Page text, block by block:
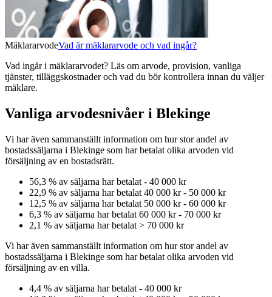
MäklararvodeVad är mäklararvode och vad ingår?
Vad ingår i mäklararvodet? Läs om arvode, provision, vanliga
tjänster, tilläggskostnader och vad du bör kontrollera innan du väljer
mäklare.
Vanliga arvodesnivåer i Blekinge
Vi har även sammanställt information om hur stor andel av
bostadssäljarna i Blekinge som har betalat olika arvoden vid
försäljning av en bostadsrätt.
56,3 % av säljarna har betalat - 40 000 kr
22,9 % av säljarna har betalat 40 000 kr- 50 000 kr
12,5 % av säljarna har betalat 50 000 kr- 60 000 kr
6,3 % av säljarna har betalat 60 000 kr- 70 000 kr
2,1 % av säljarna har betalat > 70 000 kr
Vi har även sammanställt information om hur stor andel av
bostadssäljarna i Blekinge som har betalat olika arvoden vid
försäljning av en villa.
4,4 % av säljarna har betalat - 40 000 kr